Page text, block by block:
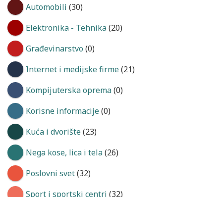
Automobili (30)
Elektronika - Tehnika(20)
Građevinarstvo (0)
Internet i medijske firme(21)
Kompijuterska oprema(0)
Korisne informacije(0)
Kuća i dvorište(23)
Nega kose, lica i tela(26)
Poslovni svet(32)
Sport i sportski centri (32)